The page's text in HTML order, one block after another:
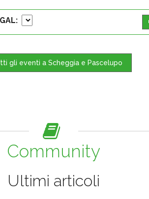
gli eventi a Scheggia e Pascelupo
Community
Ultimi articoli